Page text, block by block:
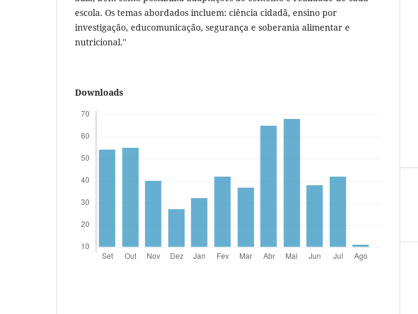
escola. Os temas abordados incluem: ciência cidadã, ensino por
investigação, educomunicação, segurança e soberania alimentar e
nutricional."
Downloads